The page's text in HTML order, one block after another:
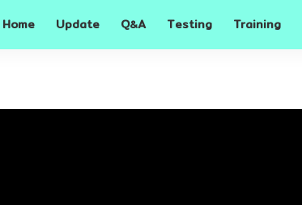
Home Update Q&A Testing Training